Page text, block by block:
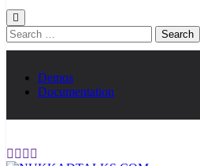
Search
for:
Demos
Documentation